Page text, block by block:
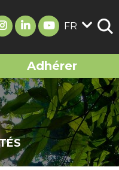
FR
Adhérer